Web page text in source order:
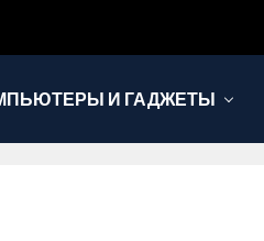
И ГАДЖЕТЫ